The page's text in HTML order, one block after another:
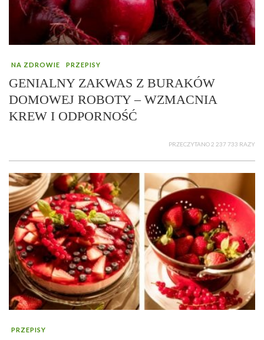
NA ZDROWIE PRZEPISY
GENIALNY ZAKWAS Z BURAKÓW
DOMOWEJ ROBOTY – WZMACNIA
KREW I ODPORNOŚĆ
PRZECZYTANO 2 237 733 RAZY
PRZEPISY